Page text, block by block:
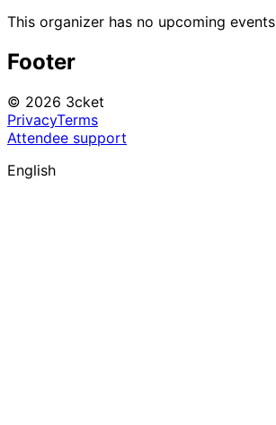
This organizer has no upcoming events
Footer
© 2026 3cket
PrivacyTerms
Attendee support
English